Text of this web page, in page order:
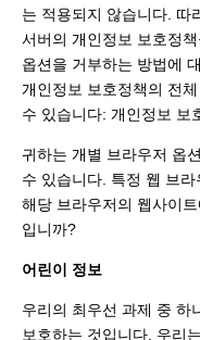
는 적용되지 않습니다. 따
서버의 개인정보 보호정
옵션을 거부하는 방법에
개인정보 보호정책의 전
수 있습니다: 개인정보 보
귀하는 개별 브라우저 옵
수 있습니다. 특정 웹 브
해당 브라우저의 웹사이
입니까?
어린이 정보
우리의 최우선 과제 중 하
보호하는 것입니다. 우리